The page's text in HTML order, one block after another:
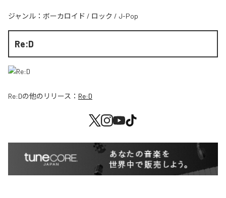
ジャンル： ボーカロイド / ロック / J-Pop
Re:D
Re:Dの他のリリース： Re:D